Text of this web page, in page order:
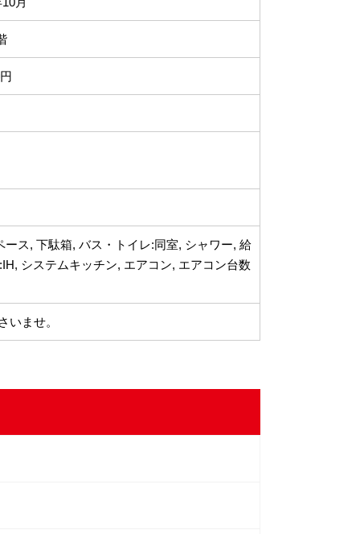
ス, 下駄箱, バス・トイレ:同室, シャワー, 給
システムキッチン, エアコン, エアコン台数
いませ。